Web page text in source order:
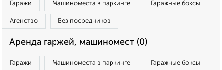
Гаражи Машиноместа в паркинге Гаражные боксы
Агенство Без посредников
Аренда гаржей, машиномест (0)
Гаражи Машиноместа в паркинге Гаражные боксы